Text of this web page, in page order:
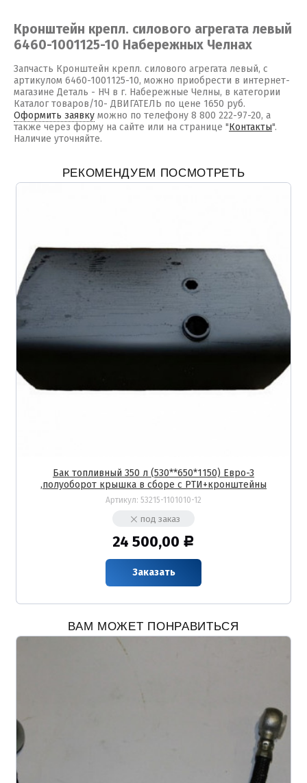
Кронштейн крепл. силового агрегата левый
6460-1001125-10 Набережных Челнах
Запчасть Кронштейн крепл. силового агрегата левый, с
артикулом 6460-1001125-10, можно приобрести в интернет-
магазине Деталь - НЧ в г. Набережные Челны, в категории
Каталог товаров/10- ДВИГАТЕЛЬ по цене 1650 руб.
Оформить заявку можно по телефону 8 800 222-97-20, а
также через форму на сайте или на странице "Контакты".
Наличие уточняйте.
РЕКОМЕНДУЕМ ПОСМОТРЕТЬ
Бак топливный 350 л (530**650*1150) Евро-3
,полуоборот крышка в сборе с РТИ+кронштейны
Артикул: 53215-1101010-12
под заказ
24 500,00 Р
Заказать
ВАМ МОЖЕТ ПОНРАВИТЬСЯ